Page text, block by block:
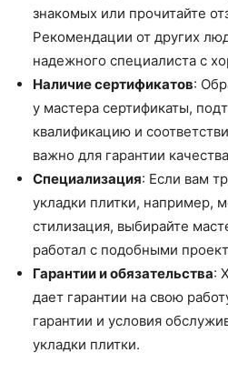
знакомых или прочитайте
Рекомендации от других
надежного специалиста с
Наличие сертификатов:
у мастера сертификаты,
квалификацию и
важно для гарантии
Специализация: Если вам
укладки плитки, например,
стилизация, выбирайте
работал с подобными
Гарантии и обязательства:
дает гарантии на свою
гарантии и условия
укладки плитки.